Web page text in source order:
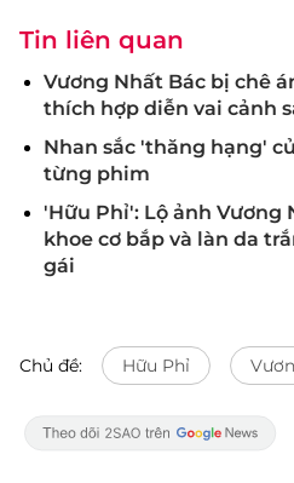
Tin liên quan
Vương Nhất Bác bị chê
thích hợp diễn vai cảnh
Nhan sắc 'thăng hạng'
từng phim
'Hữu Phỉ': Lộ ảnh Vương
khoe cơ bắp và làn da
gái
Chủ đề: Hữu Phỉ